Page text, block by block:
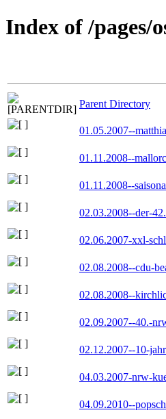
Index of /pages/
Parent Directory
01.05.2007--
01.11.2008--
01.11.2008--
02.03.2008--der-
02.06.2007-xxl-
02.08.2008--cdu-
02.08.2008--
02.09.2007--40.-
02.12.2007--10-
04.03.2007-nrw-
04.09.2010--